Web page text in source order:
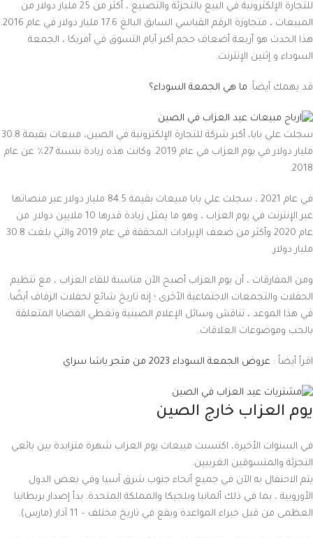
للتجارة الإلكترونية في البيع بالتجزئة والتصنيع ، أكثر من 25 مليار دولار من
المبيعات ، متجاوزة الرقم القياسي السابق البالغ 17.6 مليار دولار في عام 2016.
هذا الحدث هو أربعة أضعاف حجم أكبر أيام التسوق في أمريكا ، الجمعة
السوداء و إثنين الإنترنت.
قد يهمك أيضاً: ما هي الجمعة السوداء؟
سجلت علي بابا، أكبر شركة للتجارة الإلكترونية في الصين، مبيعات بقيمة 30.8
مليار دولار في يوم العزاب في عام 2019. وكانت هذه زيادة بنسبة 27٪ عن عام
2018.
في عام 2021 ، سجلت علي بابا مبيعات بقيمة 84.5 مليار دولار عبر منصاتها
عبر الإنترنت في يوم العزاب ، وهو ما يمثل زيادة قدرها 10 ملايين دولار. من
عام 2020 وأكثر من ضعف الإيرادات المحققة في عام 2019 والتي بلغت 30.8
مليار دولار.
ومن المفارقات ، أن يوم العزاب أصبح الآن مناسبة للقاء العزاب ، مع تنظيم
الحفلات والتجمعات الاجتماعية الأخرى ؛ إنه تاريخ شائع لحفلات الزفاف أيضًا.
في هذا الموعد ، تناقش وسائل الإعلام الصينية وتغطي القضايا المتعلقة
بالحب وموضوعات العلاقات.
اقرأ أيضاً : عروض الجمعة السوداء 2023 من متجر باشا سراي
يوم العزاب خارج الصين
في السنوات الأخيرة، اكتسبت مبيعات يوم العزاب شهرة متزايدة بين بائعي
التجزئة والمتسوقين الغربيين.
يتم الاحتفال به الآن في جميع أنحاء جنوب شرق آسيا وفي بعض الدول
الأوروبية ، بما في ذلك ألمانيا وبلجيكا والمملكة المتحدة. بدأ إصدار بريطانيا
العظمى من قبل خبراء المواعدة ويقع في تاريخ مختلف – 11 آذار (مارس).